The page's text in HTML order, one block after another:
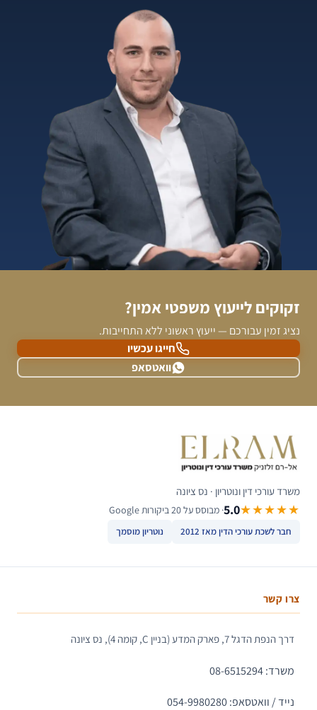
זקוקים לייעוץ משפטי אמין?
נציג זמין עבורכם — ייעוץ ראשוני ללא התחייבות.
חייגו עכשיו
וואטסאפ
משרד עורכי דין ונוטריון · נס ציונה
★★★★★
5.0· מבוסס על 20 ביקורות Google
חבר לשכת עורכי הדין מאז 2012 נוטריון מוסמך
צרו קשר
דרך הנפת הדגל 7, פארק המדע (בניין C, קומה 4), נס ציונה
משרד: 08-6515294
נייד / וואטסאפ: 054-9980280